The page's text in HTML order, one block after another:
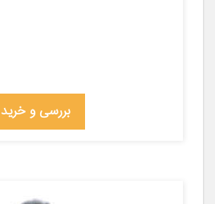
بررسی و خرید